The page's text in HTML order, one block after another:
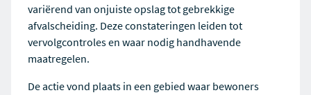
variërend van onjuiste opslag tot gebrekkige
afvalscheiding. Deze constateringen leiden tot
vervolgcontroles en waar nodig handhavende
maatregelen.
De actie vond plaats in een gebied waar bewoners